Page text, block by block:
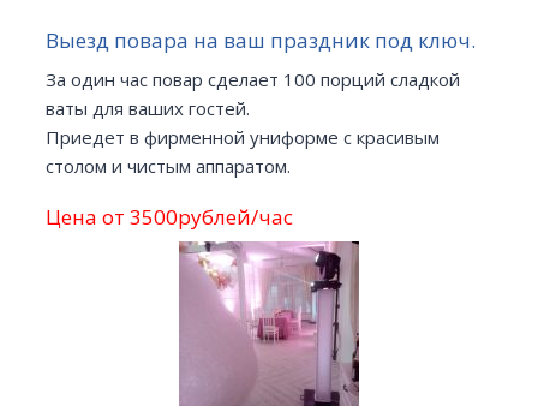
Выезд повара на ваш праздник под ключ.
За один час повар сделает 100 порций сладкой
ваты для ваших гостей.
Приедет в фирменной униформе с красивым
столом и чистым аппаратом.
Цена от 3500рублей/час